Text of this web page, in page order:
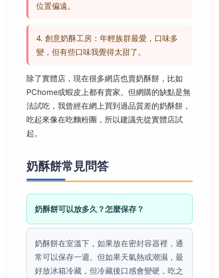
位置偏遠。
4. 創意奶酥工房：年輕族群最愛，口味多
變，但有些口味我覺得太甜了。
除了實體店，現在很多網店也賣奶酥餅，比如
PChome或蝦皮上都有賣家。但網購的缺點是無
法試吃，我曾經在網上買到過品質差的奶酥餅，
吃起來像在吃麵粉團，所以建議先從實體店試
起。
奶酥餅常見問答
奶酥餅可以放多久？怎麼保存？
奶酥餅在室溫下，如果放在密封容器裡，通
常可以保存一週。但如果天氣熱或潮濕，最
好放冰箱冷藏，但冷藏後口感會變硬，吃之